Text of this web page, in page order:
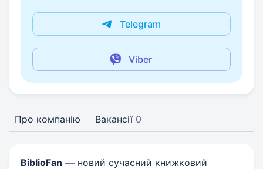
Telegram
Viber
Про компанію Вакансії 0
BiblioFan — новий сучасний книжковий